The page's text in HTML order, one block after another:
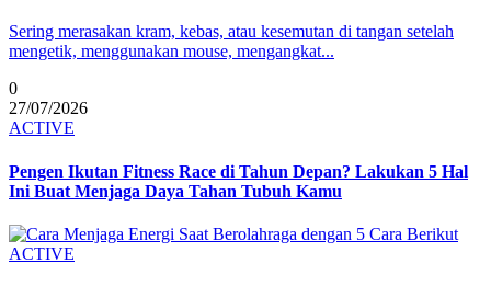
Sering merasakan kram, kebas, atau kesemutan di tangan setelah
mengetik, menggunakan mouse, mengangkat...
0
27/07/2026
ACTIVE
Pengen Ikutan Fitness Race di Tahun Depan? Lakukan 5 Hal
Ini Buat Menjaga Daya Tahan Tubuh Kamu
ACTIVE